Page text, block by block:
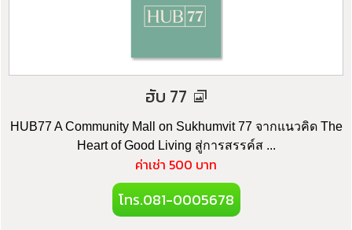
ฮับ 77
HUB77 A Community Mall on Sukhumvit 77 จากแนวคิด The
Heart of Good Living สู่การสรรค์ส ...
ค่าเช่า 500 บาท
โทร.081-0005678